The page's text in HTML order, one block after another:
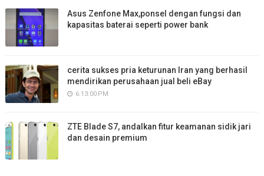
Asus Zenfone Max,ponsel dengan fungsi dan
kapasitas baterai seperti power bank
cerita sukses pria keturunan Iran yang berhasil
mendirikan perusahaan jual beli eBay
6:13:00 PM
ZTE Blade S7, andalkan fitur keamanan sidik jari
dan desain premium